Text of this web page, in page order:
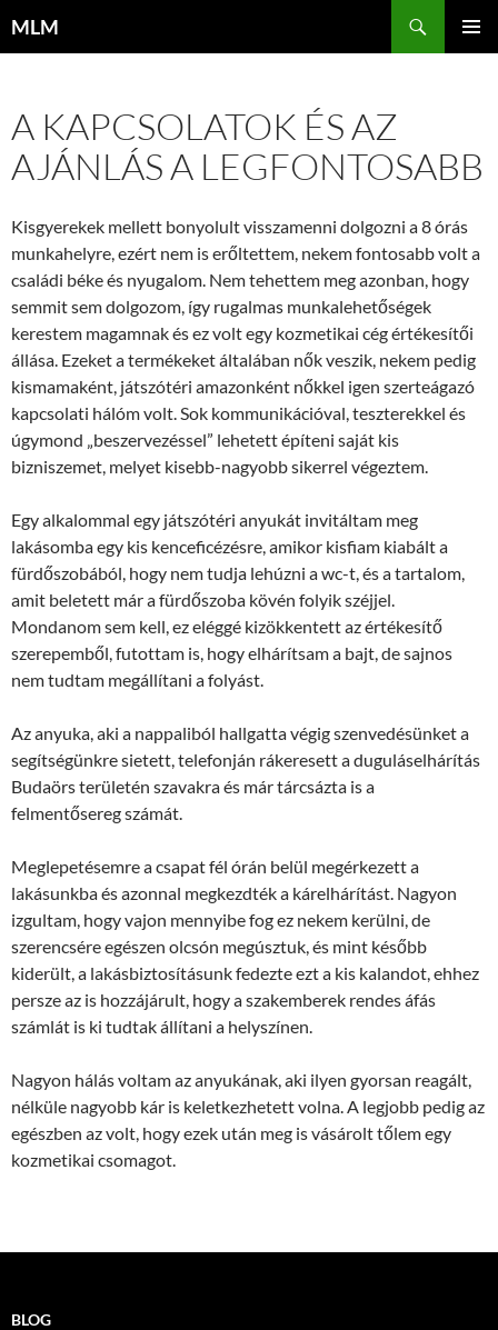
MLM
A KAPCSOLATOK ÉS AZ
AJÁNLÁS A LEGFONTOSABB
Kisgyerekek mellett bonyolult visszamenni dolgozni a 8 órás
munkahelyre, ezért nem is erőltettem, nekem fontosabb volt a
családi béke és nyugalom. Nem tehettem meg azonban, hogy
semmit sem dolgozom, így rugalmas munkalehetőségek
kerestem magamnak és ez volt egy kozmetikai cég értékesítői
állása. Ezeket a termékeket általában nők veszik, nekem pedig
kismamaként, játszótéri amazonként nőkkel igen szerteágazó
kapcsolati hálóm volt. Sok kommunikációval, teszterekkel és
úgymond „beszervezéssel” lehetett építeni saját kis
bizniszemet, melyet kisebb-nagyobb sikerrel végeztem.
Egy alkalommal egy játszótéri anyukát invitáltam meg
lakásomba egy kis kenceficézésre, amikor kisfiam kiabált a
fürdőszobából, hogy nem tudja lehúzni a wc-t, és a tartalom,
amit beletett már a fürdőszoba kövén folyik széjjel.
Mondanom sem kell, ez eléggé kizökkentett az értékesítő
szerepemből, futottam is, hogy elhárítsam a bajt, de sajnos
nem tudtam megállítani a folyást.
Az anyuka, aki a nappaliból hallgatta végig szenvedésünket a
segítségünkre sietett, telefonján rákeresett a duguláselhárítás
Budaörs területén szavakra és már tárcsázta is a
felmentősereg számát.
Meglepetésemre a csapat fél órán belül megérkezett a
lakásunkba és azonnal megkezdték a kárelhárítást. Nagyon
izgultam, hogy vajon mennyibe fog ez nekem kerülni, de
szerencsére egészen olcsón megúsztuk, és mint később
kiderült, a lakásbiztosításunk fedezte ezt a kis kalandot, ehhez
persze az is hozzájárult, hogy a szakemberek rendes áfás
számlát is ki tudtak állítani a helyszínen.
Nagyon hálás voltam az anyukának, aki ilyen gyorsan reagált,
nélküle nagyobb kár is keletkezhetett volna. A legjobb pedig az
egészben az volt, hogy ezek után meg is vásárolt tőlem egy
kozmetikai csomagot.
BLOG